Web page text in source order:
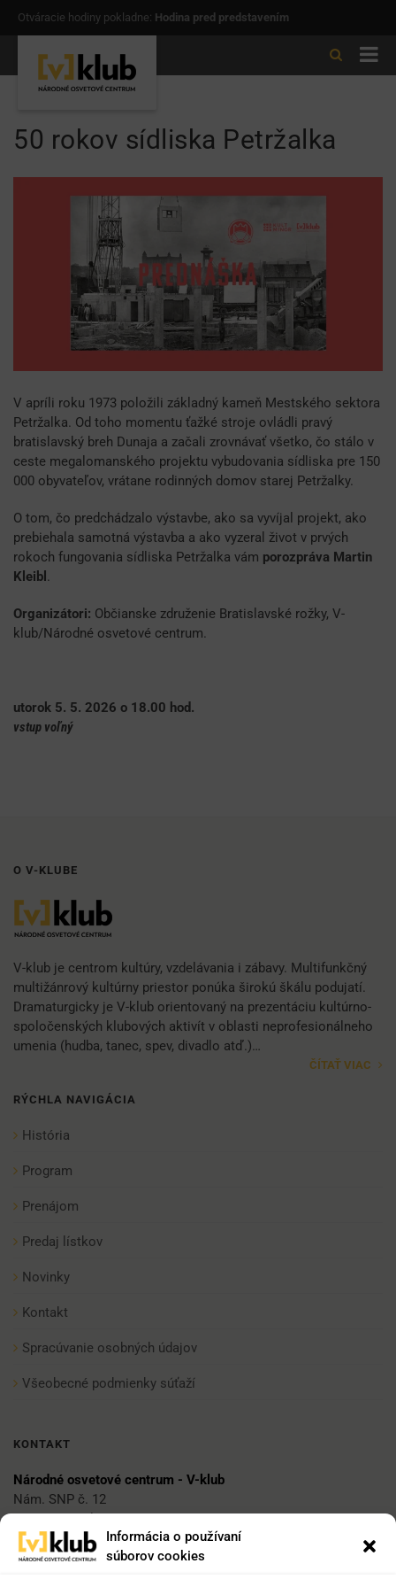
Informácia o používaní
súborov cookies
Otváracie hodiny pokladne: Hodina pred predstavením
50 rokov sídliska Petržalka
V apríli roku 1973 položili základný kameň Mestského sektora
Petržalka. Od toho momentu ťažké stroje ovládli pravý
bratislavský breh Dunaja a začali zrovnávať všetko, čo stálo v
ceste megalomanského projektu vybudovania sídliska pre 150
000 obyvateľov, vrátane rodinných domov starej Petržalky.
O tom, čo predchádzalo výstavbe, ako sa vyvíjal projekt, ako
prebiehala samotná výstavba a ako vyzeral život v prvých
rokoch fungovania sídliska Petržalka vám porozpráva Martin
Kleibl .
Organizátori: Občianske združenie Bratislavské rožky, V-
klub/Národné osvetové centrum.
utorok 5. 5. 2026 o 18.00 hod.
vstup voľný
O V-KLUBE
V-klub je centrom kultúry, vzdelávania i zábavy. Multifunkčný
multižánrový kultúrny priestor ponúka širokú škálu podujatí.
Dramaturgicky je V-klub orientovaný na prezentáciu kultúrno-
spoločenských klubových aktivít v oblasti neprofesionálneho
umenia (hudba, tanec, spev, divadlo atď.)…
ČÍTAŤ VIAC
RÝCHLA NAVIGÁCIA
História
Program
Prenájom
Predaj lístkov
Novinky
Kontakt
Spracúvanie osobných údajov
Všeobecné podmienky súťaží
KONTAKT
Národné osvetové centrum - V-klub
Nám. SNP č. 12
812 34 Bratislava 1